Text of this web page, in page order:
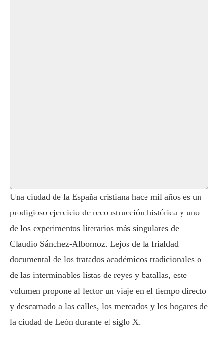
Una ciudad de la España cristiana hace mil años es un
prodigioso ejercicio de reconstrucción histórica y uno
de los experimentos literarios más singulares de
Claudio Sánchez-Albornoz. Lejos de la frialdad
documental de los tratados académicos tradicionales o
de las interminables listas de reyes y batallas, este
volumen propone al lector un viaje en el tiempo directo
y descarnado a las calles, los mercados y los hogares de
la ciudad de León durante el siglo X.